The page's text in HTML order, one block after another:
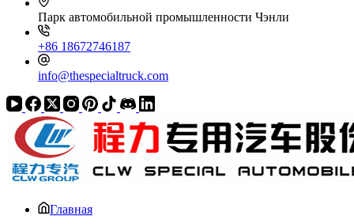
Парк автомобильной промышленности Чэнли
+86 18672746187
info@thespecialtruck.com
Главная